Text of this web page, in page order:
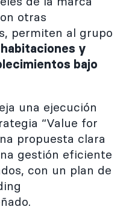
otras
permiten al grupo
y
bajo
una ejecución
“Value for
propuesta clara
gestión eficiente
con un plan de